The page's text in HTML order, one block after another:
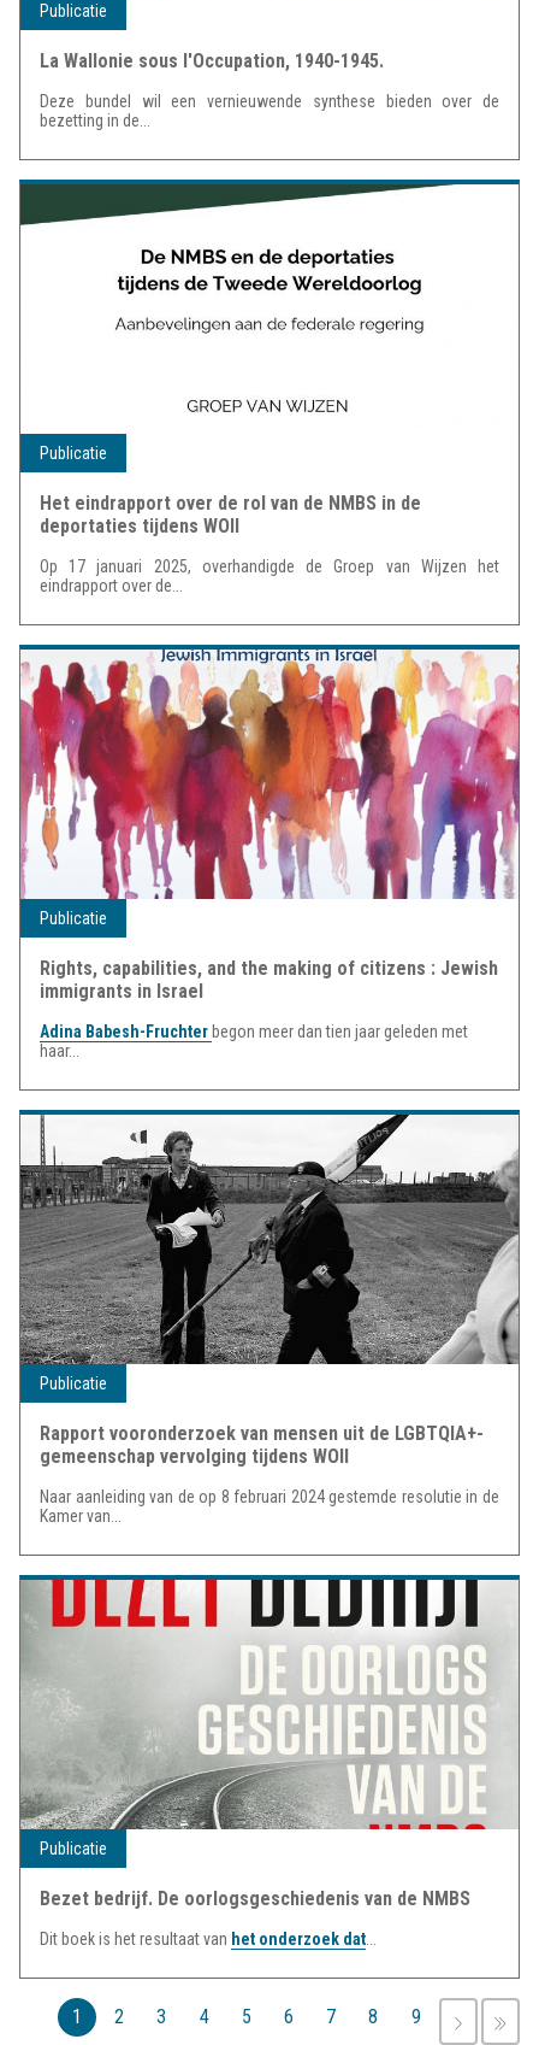
Publicatie
La Wallonie sous l'Occupation, 1940-1945.
Deze bundel wil een vernieuwende synthese bieden over de
bezetting in de...
Publicatie
Het eindrapport over de rol van de NMBS in de
deportaties tijdens WOII
Op 17 januari 2025, overhandigde de Groep van Wijzen het
eindrapport over de...
Publicatie
Rights, capabilities, and the making of citizens : Jewish
immigrants in Israel
Adina Babesh-Fruchter begon meer dan tien jaar geleden met
haar...
Publicatie
Rapport vooronderzoek van mensen uit de LGBTQIA+-
gemeenschap vervolging tijdens WOII
Naar aanleiding van de op 8 februari 2024 gestemde resolutie in de
Kamer van...
Publicatie
Bezet bedrijf. De oorlogsgeschiedenis van de NMBS
Dit boek is het resultaat van het onderzoek dat...
Pagina's
1 2 3 4 5 6 7 8 9